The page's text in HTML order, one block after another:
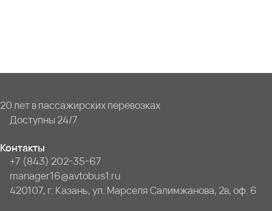
20 лет в пассажирских перевозках
Доступны 24/7
Контакты
+7 (843) 202-35-67
manager16@avtobus1.ru
420107, г. Казань, ул. Марселя Салимжанова, 2в, оф. 6